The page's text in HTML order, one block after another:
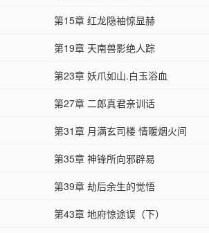
第15章 红龙隐袖惊显赫
第19章 天南兽影绝人踪
第23章 妖爪如山.白玉浴血
第27章 二郎真君亲训话
第31章 月满玄司楼 情暖烟火间
第35章 神锋所向邪辟易
第39章 劫后余生的觉悟
第43章 地府惊途误（下）